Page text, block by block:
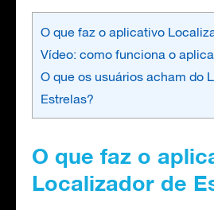
O que faz o aplicativo
Vídeo: como funciona o
O que os usuários acham do
Estrelas?
O que faz o
Localizador de